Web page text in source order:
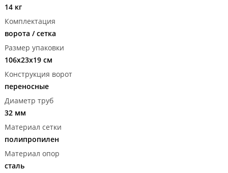
14 кг
Комплектация
ворота / сетка
Размер упаковки
106x23x19 см
Конструкция ворот
переносные
Диаметр труб
32 мм
Материал сетки
полипропилен
Материал опор
сталь